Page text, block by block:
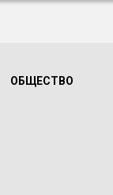
ОБЩЕСТВО